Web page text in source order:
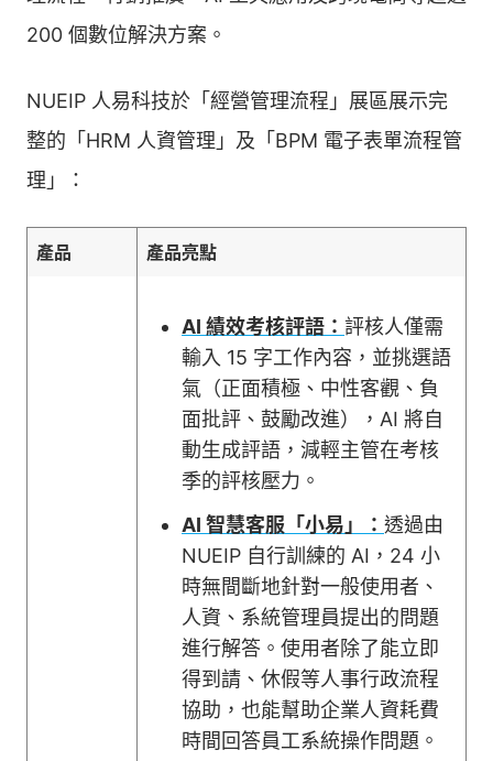
200 個數位解決方案。
NUEIP 人易科技於「經營管理流程」展區展示完
整的「HRM 人資管理」及「BPM 電子表單流程管
理」：
產品 產品亮點
AI 績效考核評語： 評核人僅需
輸入 15 字工作內容，並挑選語
氣（正面積極、中性客觀、負
面批評、鼓勵改進），AI 將自
動生成評語，減輕主管在考核
季的評核壓力。
AI 智慧客服「小易」： 透過由
NUEIP 自行訓練的 AI，24 小
時無間斷地針對一般使用者、
人資、系統管理員提出的問題
進行解答。使用者除了能立即
得到請、休假等人事行政流程
協助，也能幫助企業人資耗費
時間回答員工系統操作問題。